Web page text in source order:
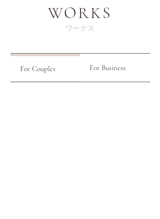
WORKS
​ワークス
For Couples For Business